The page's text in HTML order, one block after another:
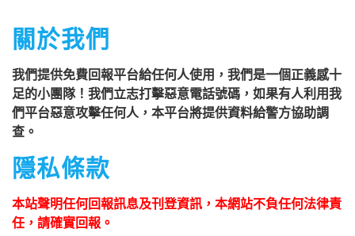
關於我們
我們提供免費回報平台給任何人使用，我們是一個正義感十
足的小團隊！我們立志打擊惡意電話號碼，如果有人利用我
們平台惡意攻擊任何人，本平台將提供資料給警方協助調
查。
隱私條款
本站聲明任何回報訊息及刊登資訊，本網站不負任何法律責
任，請確實回報。